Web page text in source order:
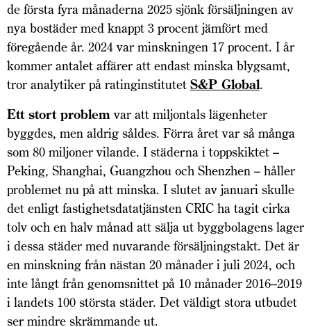
de första fyra månaderna 2025 sjönk försäljningen av
nya bostäder med knappt 3 procent jämfört med
föregående år. 2024 var minskningen 17 procent. I år
kommer antalet affärer att endast minska blygsamt,
tror analytiker på ratinginstitutet S&P Global.
Ett stort problemvar att miljontals lägenheter
byggdes, men aldrig såldes. Förra året var så många
som 80 miljoner vilande. I städerna i toppskiktet –
Peking, Shanghai, Guangzhou och Shenzhen – håller
problemet nu på att minska. I slutet av januari skulle
det enligt fastighetsdatatjänsten CRIC ha tagit cirka
tolv och en halv månad att sälja ut byggbolagens lager
i dessa städer med nuvarande försäljningstakt. Det är
en minskning från nästan 20 månader i juli 2024, och
inte långt från genomsnittet på 10 månader 2016–2019
i landets 100 största städer. Det väldigt stora utbudet
ser mindre skrämmande ut.